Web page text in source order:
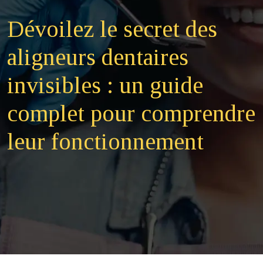
Dévoilez le secret des
aligneurs dentaires
invisibles : un guide
complet pour comprendre
leur fonctionnement